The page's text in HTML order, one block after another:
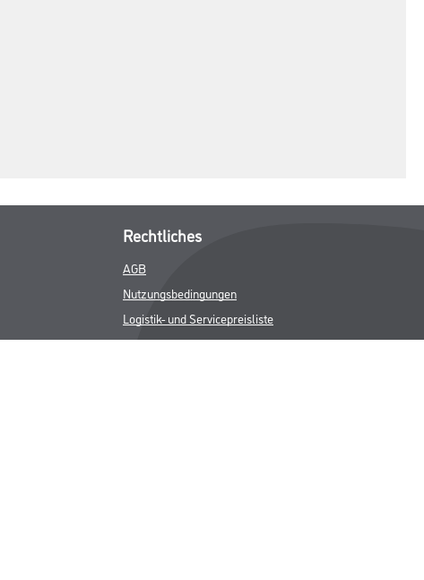
Rechtliches
AGB
Nutzungsbedingungen
Logistik- und Servicepreisliste
Impressum